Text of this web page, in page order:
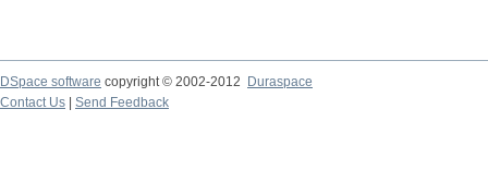
DSpace software copyright © 2002-2012
Duraspace
Contact Us
Send Feedback